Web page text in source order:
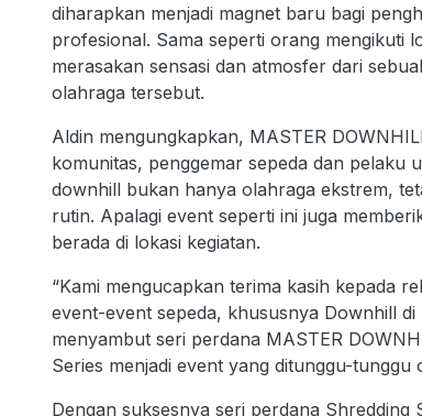
diharapkan menjadi magnet baru bagi
profesional. Sama seperti orang mengikuti
merasakan sensasi dan atmosfer dari
olahraga tersebut.
Aldin mengungkapkan, MASTER
komunitas, penggemar sepeda dan pelaku
downhill bukan hanya olahraga ekstrem,
rutin. Apalagi event seperti ini juga
berada di lokasi kegiatan.
“Kami mengucapkan terima kasih kepada
event-event sepeda, khususnya Downhill
menyambut seri perdana MASTER
Series menjadi event yang ditunggu-
Dengan suksesnya seri perdana